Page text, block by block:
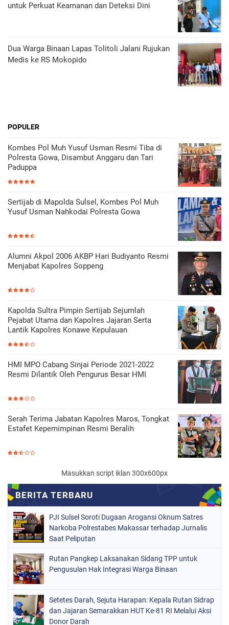
untuk Perkuat Keamanan dan Deteksi Dini
Dua Warga Binaan Lapas Tolitoli Jalani Rujukan
Medis ke RS Mokopido
POPULER
Kombes Pol Muh Yusuf Usman Resmi Tiba di
Polresta Gowa, Disambut Anggaru dan Tari
Paduppa
Sertijab di Mapolda Sulsel, Kombes Pol Muh
Yusuf Usman Nahkodai Polresta Gowa
Alumni Akpol 2006 AKBP Hari Budiyanto Resmi
Menjabat Kapolres Soppeng
Kapolda Sultra Pimpin Sertijab Sejumlah
Pejabat Utama dan Kapolres Jajaran Serta
Lantik Kapolres Konawe Kepulauan
HMI MPO Cabang Sinjai Periode 2021-2022
Resmi Dilantik Oleh Pengurus Besar HMI
Serah Terima Jabatan Kapolres Maros, Tongkat
Estafet Kepemimpinan Resmi Beralih
Masukkan script iklan 300x600px
PJI Sulsel Soroti Dugaan Arogansi Oknum Satres
Narkoba Polrestabes Makassar terhadap Jurnalis
Saat Peliputan
Rutan Pangkep Laksanakan Sidang TPP untuk
Pengusulan Hak Integrasi Warga Binaan
Setetes Darah, Sejuta Harapan: Kepala Rutan Sidrap
dan Jajaran Semarakkan HUT Ke-81 RI Melalui Aksi
Donor Darah